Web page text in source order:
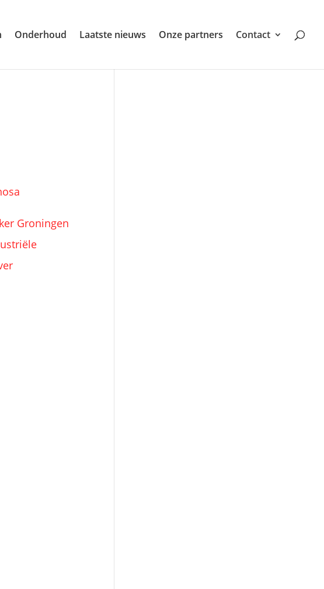
Onderhoud Laatste nieuws Onze partners Contact
Groningen